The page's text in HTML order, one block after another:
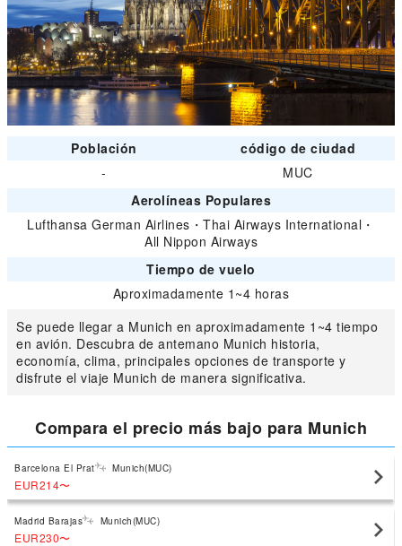
Población
código de ciudad
-
MUC
Aerolíneas Populares
Lufthansa German Airlines ・Thai Airways International ・
All Nippon Airways
Tiempo de vuelo
Aproximadamente 1~4 horas
Se puede llegar a Munich en aproximadamente 1~4 tiempo
en avión. Descubra de antemano Munich historia,
economía, clima, principales opciones de transporte y
disfrute el viaje Munich de manera significativa.
Compara el precio más bajo para Munich
Barcelona El Prat Munich(MUC)
EUR214〜
Madrid Barajas Munich(MUC)
EUR230〜